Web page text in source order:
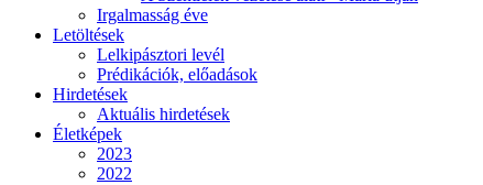
Irgalmasság éve
Letöltések
Lelkipásztori levél
Prédikációk, előadások
Hirdetések
Aktuális hirdetések
Életképek
2023
2022